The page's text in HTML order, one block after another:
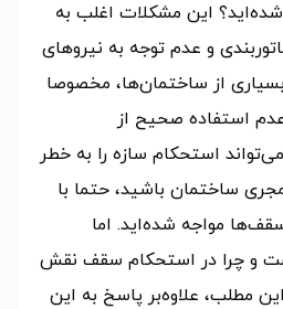
این مشکلات اغلب به
و عدم توجه به نیروهای
از ساختمان‌ها، مخصوصا
استفاده صحیح از
استحکام سازه را به خطر
ساختمان باشید، حتما با
مواجه شده‌اید. اما
و چرا در استحکام سقف نقش
مطلب، علاوه‌بر پاسخ به این